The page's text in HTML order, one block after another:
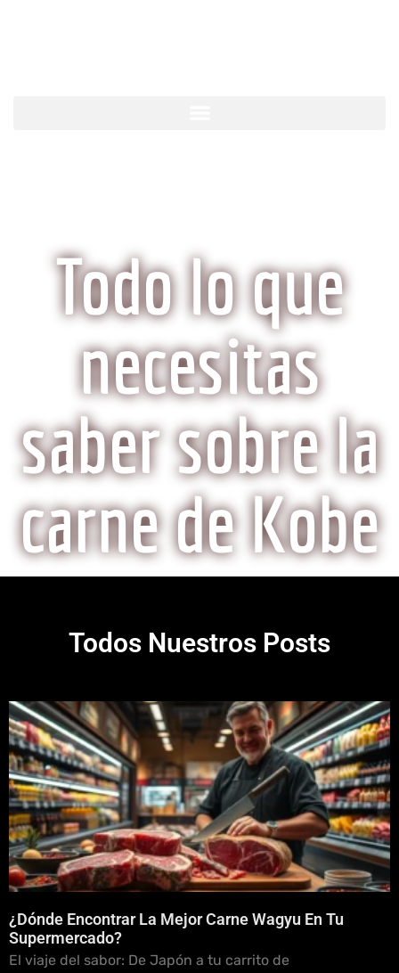
Todo lo que
necesitas
saber sobre la
carne de Kobe
Todos Nuestros Posts
¿Dónde Encontrar La Mejor Carne Wagyu En Tu
Supermercado?
El viaje del sabor: De Japón a tu carrito de